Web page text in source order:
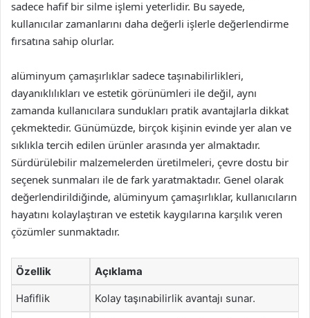
sadece hafif bir silme işlemi yeterlidir. Bu sayede,
kullanıcılar zamanlarını daha değerli işlerle değerlendirme
fırsatına sahip olurlar.
alüminyum çamaşırlıklar sadece taşınabilirlikleri,
dayanıklılıkları ve estetik görünümleri ile değil, aynı
zamanda kullanıcılara sundukları pratik avantajlarla dikkat
çekmektedir. Günümüzde, birçok kişinin evinde yer alan ve
sıklıkla tercih edilen ürünler arasında yer almaktadır.
Sürdürülebilir malzemelerden üretilmeleri, çevre dostu bir
seçenek sunmaları ile de fark yaratmaktadır. Genel olarak
değerlendirildiğinde, alüminyum çamaşırlıklar, kullanıcıların
hayatını kolaylaştıran ve estetik kaygılarına karşılık veren
çözümler sunmaktadır.
Özellik Açıklama
Hafiflik Kolay taşınabilirlik avantajı sunar.